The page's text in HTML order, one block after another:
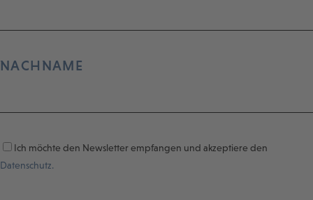
NACHNAME
Ich möchte den Newsletter empfangen und akzeptiere den
Datenschutz.